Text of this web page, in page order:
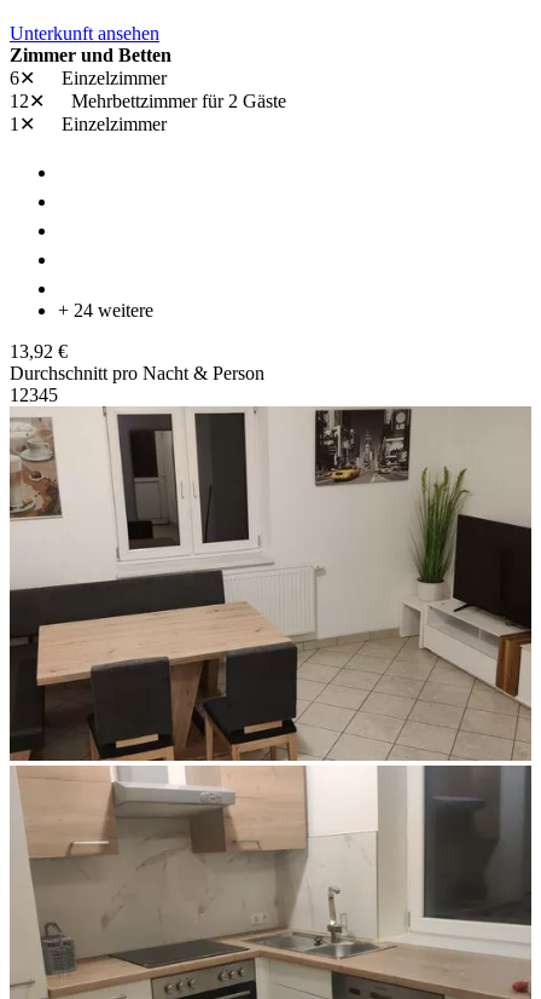
Unterkunft ansehen
Zimmer und Betten
6✕
Einzelzimmer
12✕
Mehrbettzimmerfür 2 Gäste
1✕
Einzelzimmer
+ 24 weitere
13,92 €
Durchschnitt pro Nacht & Person
12345